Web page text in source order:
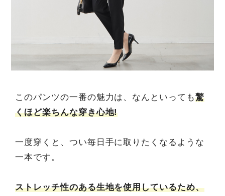
このパンツの一番の魅力は、なんといっても驚
くほど楽ちんな穿き心地!
一度穿くと、つい毎日手に取りたくなるような
一本です。
ストレッチ性のある生地を使用しているため、